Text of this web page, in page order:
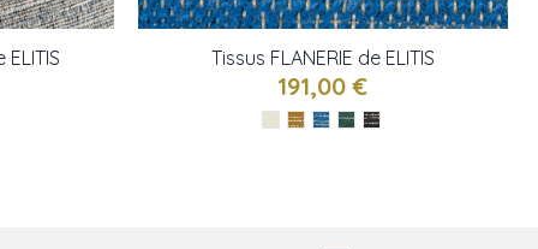
ELITIS Tissus FLANERIE de ELITIS
191,00 €